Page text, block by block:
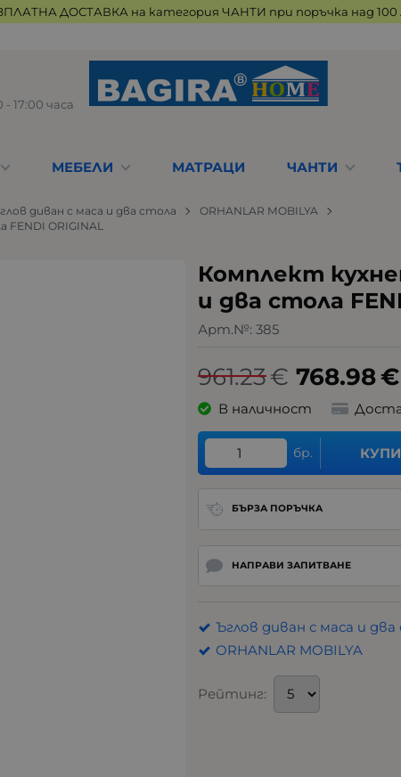
ДОСТАВКА на категория ЧАНТИ при поръчка над 100
17:00 часа
МЕБЕЛИ МАТРАЦИ ЧАНТИ
диван с маса и два стола
ORHANLAR MOBILYA
ORIGINAL
Комплект
и два стола
Арт.№: 385
961.23€ 768.98€
В наличност
бр. КУПИ
БЪРЗА ПОРЪЧКА
НАПРАВИ ЗАПИТВАНЕ
Ъглов диван с маса и два
ORHANLAR MOBILYA
Рейтинг: